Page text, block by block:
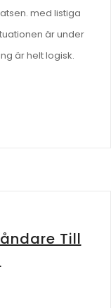
med listiga
är under
är helt logisk.
Till